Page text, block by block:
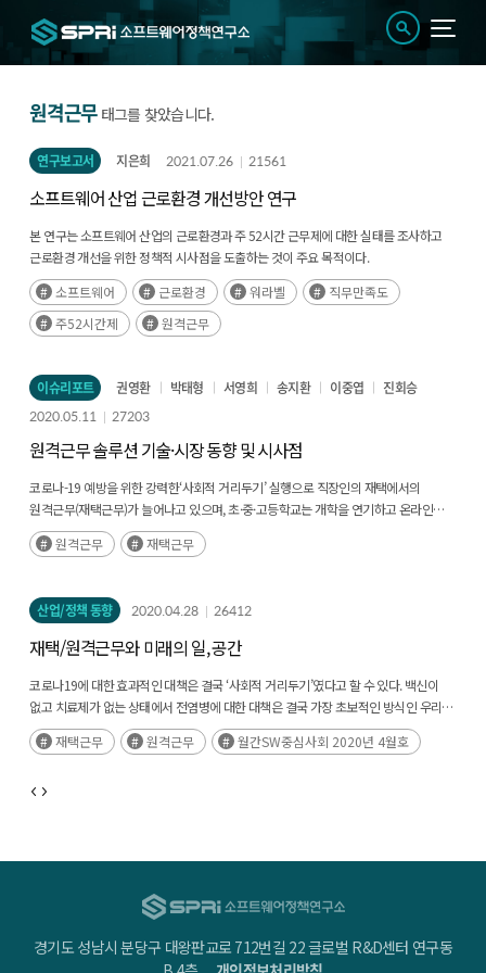
원격근무 태그를 찾았습니다.
연구보고서 지은희 2021.07.26 21561
소프트웨어 산업 근로환경 개선방안 연구
본 연구는 소프트웨어 산업의 근로환경과 주 52시간 근무제에 대한 실태를 조사하고
근로환경 개선을 위한 정책적 시사점을 도출하는 것이 주요 목적이다.
소프트웨어
근로환경 워라벨
직무만족도
주52시간제
원격근무
이슈리포트 권영환 박태형 서영희 송지환 이중엽
진회승
2020.05.11
27203
원격근무 솔루션 기술·시장 동향 및 시사점
코로나-19 예방을 위한 강력한‘사회적 거리두기’ 실행으로 직장인의 재택에서의
원격근무(재택근무)가 늘어나고 있으며, 초·중·고등학교는 개학을 연기하고 온라인
개학을 준비하고 있다. 코로나-19의 전 세계 확대와 장기화는 대부분의 산업에서 매출
감소를 가져왔으나, 온라인 상거래․교육, 원격근무 등을 위한(후략)
원격근무 재택근무
산업/정책 동향 2020.04.28 26412
재택/원격근무와 미래의 일, 공간
코로나19에 대한 효과적인 대책은 결국 ‘사회적 거리두기’였다고 할 수 있다. 백신이
없고 치료제가 없는 상태에서 전염병에 대한 대책은 결국 가장 초보적인 방식인 우리
행동을 바꾸는 것이었다. 사회적 거리두기는 여러 형태로 일어났다. 개학 연기, 예배 등
종교행사 중단, 대중 이용시설 폐쇄, 온라인 쇼핑, 재택근무 등(후략)
재택근무 원격근무 월간SW중심사회 2020년 4월호
경기도 성남시 분당구 대왕판교로 712번길 22 글로벌 R&D센터 연구동